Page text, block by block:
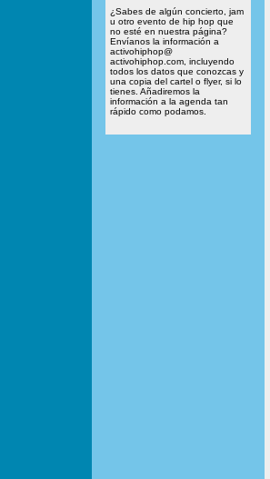
¿Sabes de algún concierto, jam
u otro evento de hip hop que
no esté en nuestra página?
Envíanos la información a
activohiphop@
activohiphop.com, incluyendo
todos los datos que conozcas y
una copia del cartel o flyer, si lo
tienes. Añadiremos la
información a la agenda tan
rápido como podamos.